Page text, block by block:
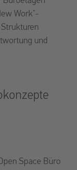
Work"-
und
Space Büro